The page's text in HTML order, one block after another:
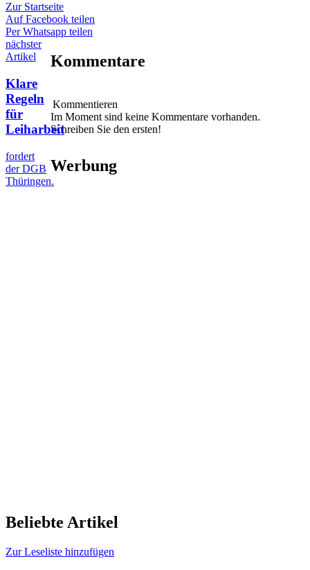
Zur Startseite
Auf Facebook teilen
Per Whatsapp teilen
nächster
Artikel
Klare
Regeln
für
Leiharbeit
fordert
der DGB
Thüringen.
Kommentare
Kommentieren
Im Moment sind keine Kommentare vorhanden.
Schreiben Sie den ersten!
Werbung
Beliebte Artikel
Zur Leseliste hinzufügen